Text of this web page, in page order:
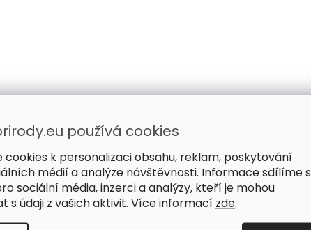
používá cookies
cookies k personalizaci obsahu, reklam, poskytování
médií a analýze návštěvnosti. Informace sdílíme s
sociální média, inzerci a analýzy, kteří je mohou
s údaji z vašich aktivit. Více informací zde.
dle tradiční
medicíny
příčinu problémů,
jen příznaky.
Přijďte, poradíme
osobně
Poradíme, ochutnáte,
vyberete si s jistotou.